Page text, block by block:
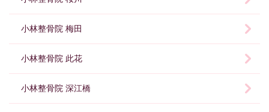
小林整骨院 梅田
小林整骨院 此花
小林整骨院 深江橋